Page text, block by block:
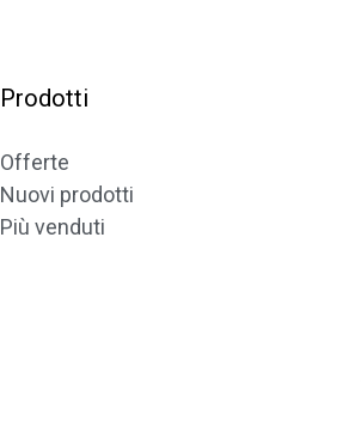
Prodotti
Offerte
Nuovi prodotti
Più venduti